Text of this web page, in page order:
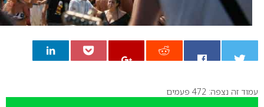
0
עמוד זה נצפה: 472 פעמים